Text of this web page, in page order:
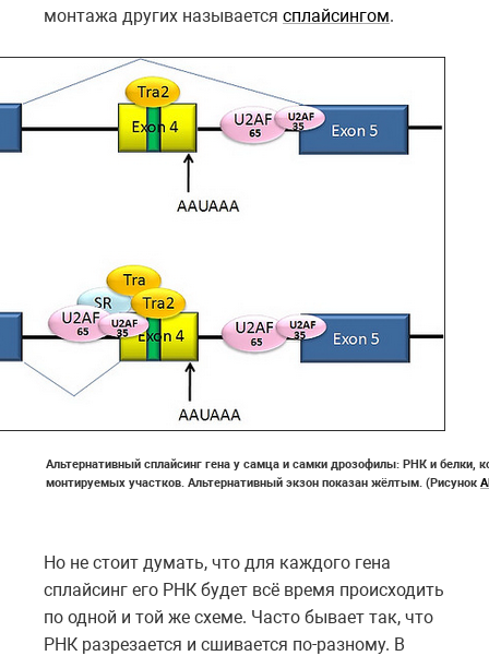
монтажа других называется сплайсингом.
Альтернативный сплайсинг гена у самца и самки дрозофилы: РНК и белки,
монтируемых участков. Альтернативный экзон показан жёлтым. (Рисунок
Но не стоит думать, что для каждого гена
сплайсинг его РНК будет всё время происходить
по одной и той же схеме. Часто бывает так, что
РНК разрезается и сшивается по-разному. В